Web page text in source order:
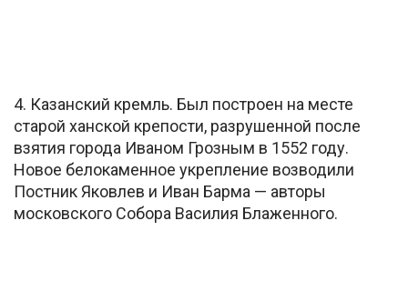
4. Казанский кремль. Был построен на месте
старой ханской крепости, разрушенной после
взятия города Иваном Грозным в 1552 году.
Новое белокаменное укрепление возводили
Постник Яковлев и Иван Барма — авторы
московского Собора Василия Блаженного.